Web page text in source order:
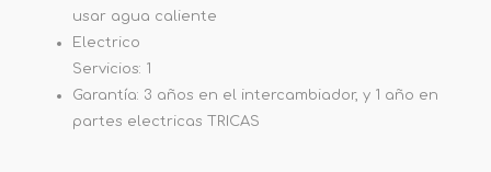
usar agua caliente
Electrico
Servicios: 1
Garantía: 3 años en el intercambiador, y 1 año en
partes electricas TRICAS